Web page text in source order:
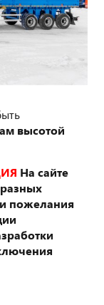
высотой
На сайте
пожелания